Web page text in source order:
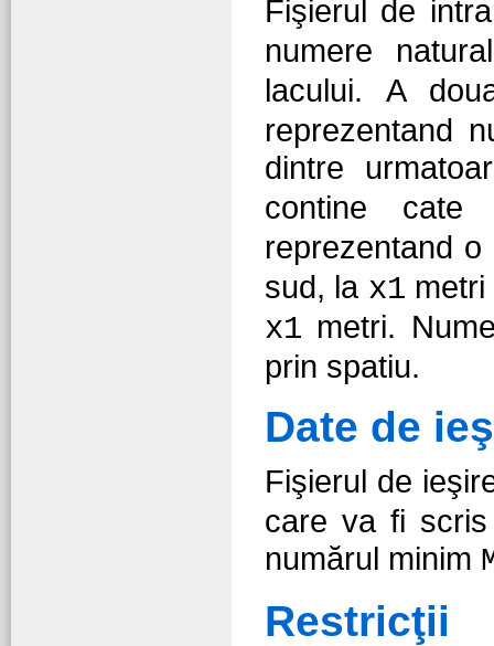
Fişierul de
numere
lacului. A
reprezentand
dintre
contine
reprezentand
sud, la x1
x1 metri.
prin spatiu.
Date de
Fişierul de
care va fi scris
numărul minim
Restricţii